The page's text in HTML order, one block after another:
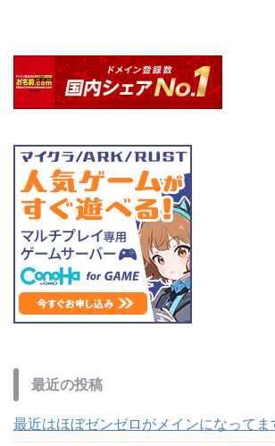
最近の投稿
最近はほぼゼンゼロがメインになってま